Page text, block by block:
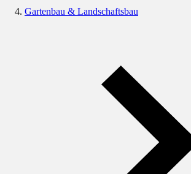
Gartenbau & Landschaftsbau